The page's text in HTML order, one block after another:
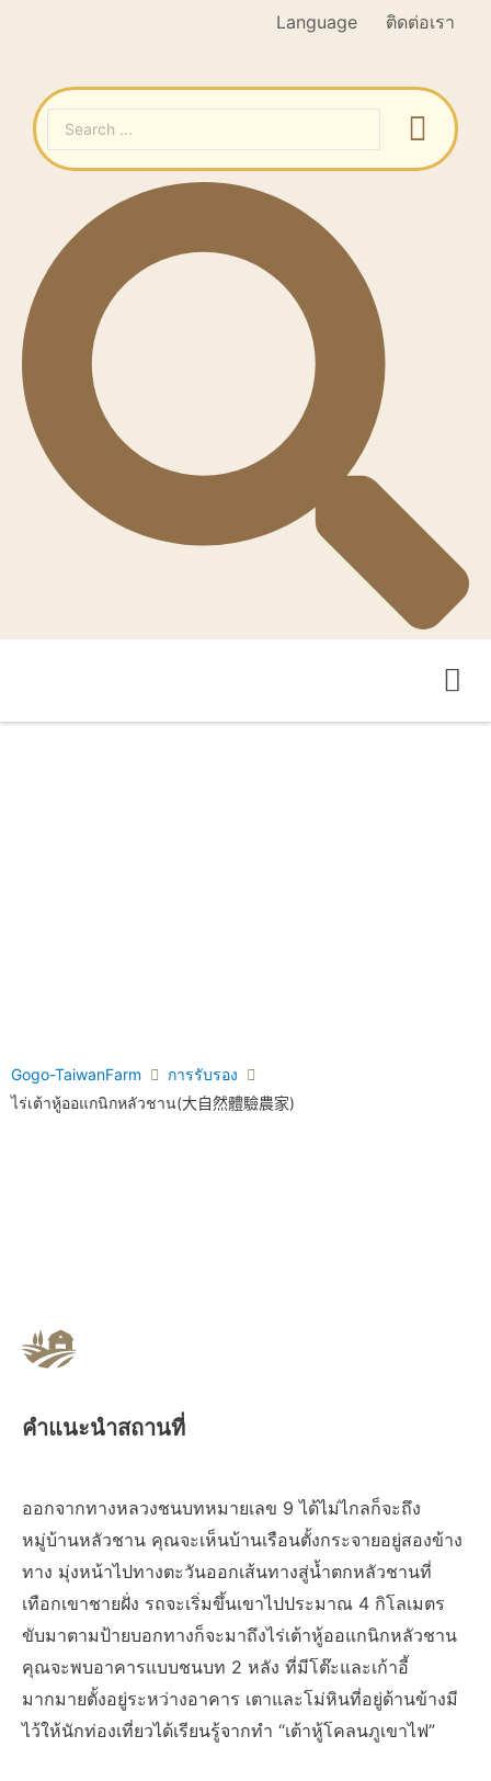
Language ติดต่อเรา
Gogo-TaiwanFarm
การรับรอง
ไร่เต้าหู้ออแกนิกหลัวชาน(大自然體驗農家)
คำแนะนำสถานที่
ออกจากทางหลวงชนบทหมายเลข 9 ได้ไม่ไกลก็จะถึง
หมู่บ้านหลัวชาน คุณจะเห็นบ้านเรือนตั้งกระจายอยู่สองข้าง
ทาง มุ่งหน้าไปทางตะวันออกเส้นทางสู่น้ำตกหลัวชานที่
เทือกเขาชายฝั่ง รถจะเริ่มขึ้นเขาไปประมาณ 4 กิโลเมตร
ขับมาตามป้ายบอกทางก็จะมาถึงไร่เต้าหู้ออแกนิกหลัวชาน
คุณจะพบอาคารแบบชนบท 2 หลัง ที่มีโต๊ะและเก้าอี้
มากมายตั้งอยู่ระหว่างอาคาร เตาและโม่หินที่อยู่ด้านข้างมี
ไว้ให้นักท่องเที่ยวได้เรียนรู้จากทำ “เต้าหู้โคลนภูเขาไฟ”